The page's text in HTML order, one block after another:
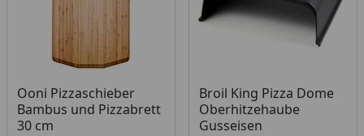
Ooni Pizzaschieber
Bambus und Pizzabrett
30 cm
Produkt am Lager
Broil King Pizza Dome
Oberhitzehaube
Gusseisen